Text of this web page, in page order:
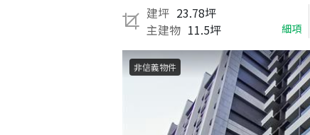
建坪 23.78坪
主建物 11.5坪 細項
非信義物件